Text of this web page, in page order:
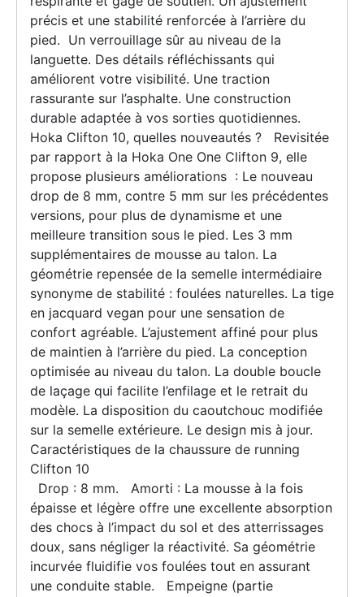
précis et une stabilité renforcée à l’arrière du
pied. Un verrouillage sûr au niveau de la
languette. Des détails réfléchissants qui
améliorent votre visibilité. Une traction
rassurante sur l’asphalte. Une construction
durable adaptée à vos sorties quotidiennes.
Hoka Clifton 10, quelles nouveautés ? Revisitée
par rapport à la Hoka One One Clifton 9, elle
propose plusieurs améliorations : Le nouveau
drop de 8 mm, contre 5 mm sur les précédentes
versions, pour plus de dynamisme et une
meilleure transition sous le pied. Les 3 mm
supplémentaires de mousse au talon. La
géométrie repensée de la semelle intermédiaire
synonyme de stabilité : foulées naturelles. La tige
en jacquard vegan pour une sensation de
confort agréable. L’ajustement affiné pour plus
de maintien à l’arrière du pied. La conception
optimisée au niveau du talon. La double boucle
de laçage qui facilite l’enfilage et le retrait du
modèle. La disposition du caoutchouc modifiée
sur la semelle extérieure. Le design mis à jour.
Caractéristiques de la chaussure de running
Clifton 10
Drop : 8 mm. Amorti : La mousse à la fois
épaisse et légère offre une excellente absorption
des chocs à l’impact du sol et des atterrissages
doux, sans négliger la réactivité. Sa géométrie
incurvée fluidifie vos foulées tout en assurant
une conduite stable. Empeigne (partie